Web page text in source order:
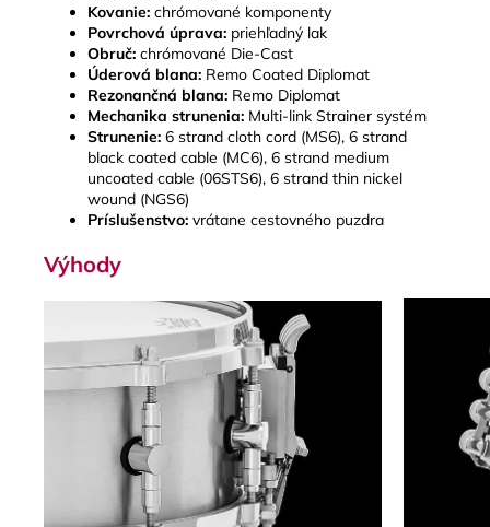
Kovanie: chrómované komponenty
Povrchová úprava: priehľadný lak
Obruč: chrómované Die-Cast
Úderová blana: Remo Coated Diplomat
Rezonančná blana: Remo Diplomat
Mechanika strunenia: Multi-link Strainer systém
Strunenie: 6 strand cloth cord (MS6), 6 strand
black coated cable (MC6), 6 strand medium
uncoated cable (06STS6), 6 strand thin nickel
wound (NGS6)
Príslušenstvo: vrátane cestovného puzdra
Výhody